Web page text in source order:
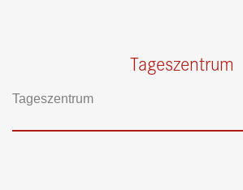
Tageszentrum
Tageszentrum